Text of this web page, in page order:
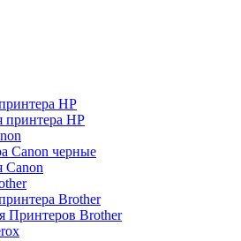
HP
принтера HP
Сanon черные
Сanon
Brother
Принтеров Brother